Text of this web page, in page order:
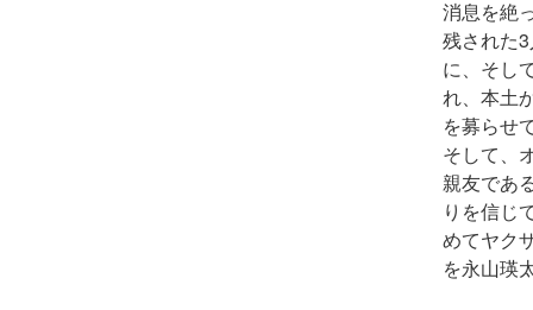
消息を絶
残された
に、そし
れ、本土
を募らせ
そして、
親友であ
りを信じ
めてヤク
を永山瑛